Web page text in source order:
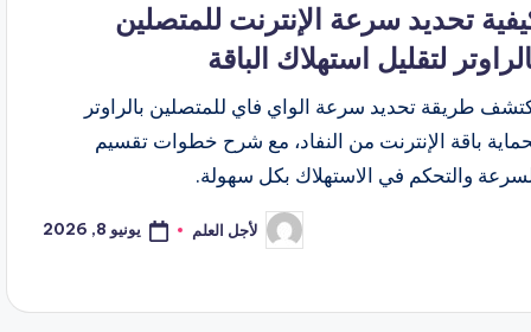
تحديد سرعة الإنترنت للمتصلين
لتقليل استهلاك الباقة
طريقة تحديد سرعة الواي فاي للمتصلين بالراوتر
باقة الإنترنت من النفاد، مع شرح خطوات تقسيم
والتحكم في الاستهلاك بكل سهولة.
تمّ
النشر
لأجل العلم يونيو 8, 2026